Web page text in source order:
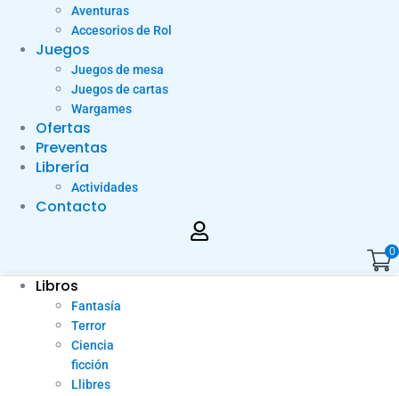
Aventuras
Accesorios de Rol
Juegos
Juegos de mesa
Juegos de cartas
Wargames
Ofertas
Preventas
Librería
Actividades
Contacto
0
Libros
Fantasía
Terror
Ciencia
ficción
Llibres